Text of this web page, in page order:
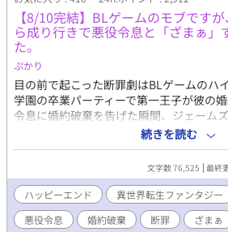
【8/10完結】BLゲームのモブです
ら成り行きで悪役令息と「ざまぁ」
た。
ぷかり
目の前で起こった断罪劇はBLゲームのハ
学園の卒業パーティーで第一王子が彼の
令息に婚約破棄を告げた瞬間、ジェーム
た。 どうやらここはBLゲームの世界で、
しい。 とはいえ、全てがゲームの通りと
のエバンは悪役令息らしからぬ品行方正
ゲームの強制力のなせる業なのか、エバ
界を追われ行方不明になってしまう。 こ
れはエンディング後の世界を生きる成金
するための物語。 8/10の完結まで予約投
続きを読む
文字数 76,525 最終
ハッピーエンド 異世界転生ファンタジー
悪役令息
婚約破棄 断罪 ざまぁ